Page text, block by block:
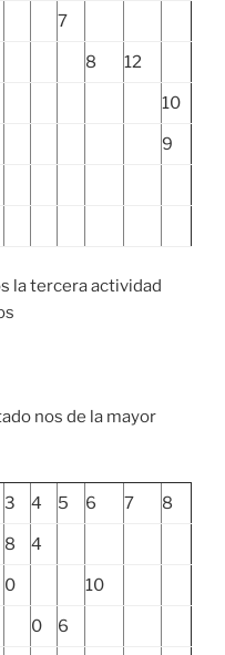
7
8 12
10
9
la tercera actividad
nos de la mayor
3 4 5 6 7 8
8 4
0 10
0 6